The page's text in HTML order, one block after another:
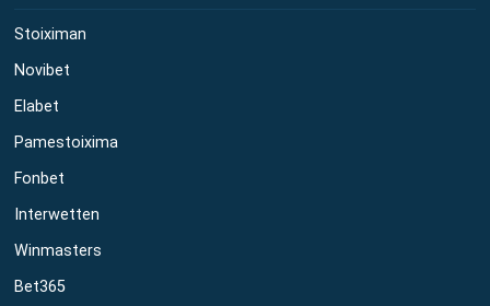
Stoiximan
Novibet
Elabet
Pamestoixima
Fonbet
Interwetten
Winmasters
Bet365